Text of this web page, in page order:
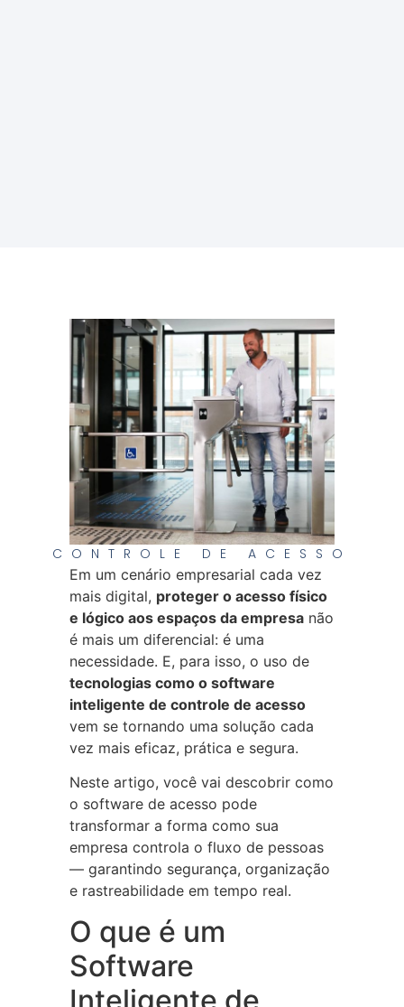
CONTROLE DE ACESSO
Em um cenário empresarial cada vez
mais digital, proteger o acesso físico
e lógico aos espaços da empresanão
é mais um diferencial: é uma
necessidade. E, para isso, o uso de
tecnologias como o software
inteligente de controle de acesso
vem se tornando uma solução cada
vez mais eficaz, prática e segura.
Neste artigo, você vai descobrir como
o software de acesso pode
transformar a forma como sua
empresa controla o fluxo de pessoas
— garantindo segurança, organização
e rastreabilidade em tempo real.
O que é um
Software
Inteligente de